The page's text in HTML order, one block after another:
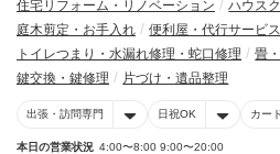
住宅リフォーム・リノベーション ハウス
庭木剪定・お手入れ
便利屋・代行サービス
トイレつまり・水漏れ修理・蛇口修理
畳
鍵交換・鍵修理
片づけ・遺品整理
出張・訪問専門 日祝OK カー
本日の営業状況 4:00〜8:00 9:00〜20:00